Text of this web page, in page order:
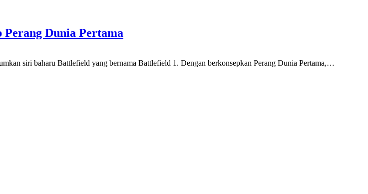
Dunia Pertama
siri baharu Battlefield yang bernama Battlefield 1. Dengan berkonsepkan Perang Dunia Pertama,…